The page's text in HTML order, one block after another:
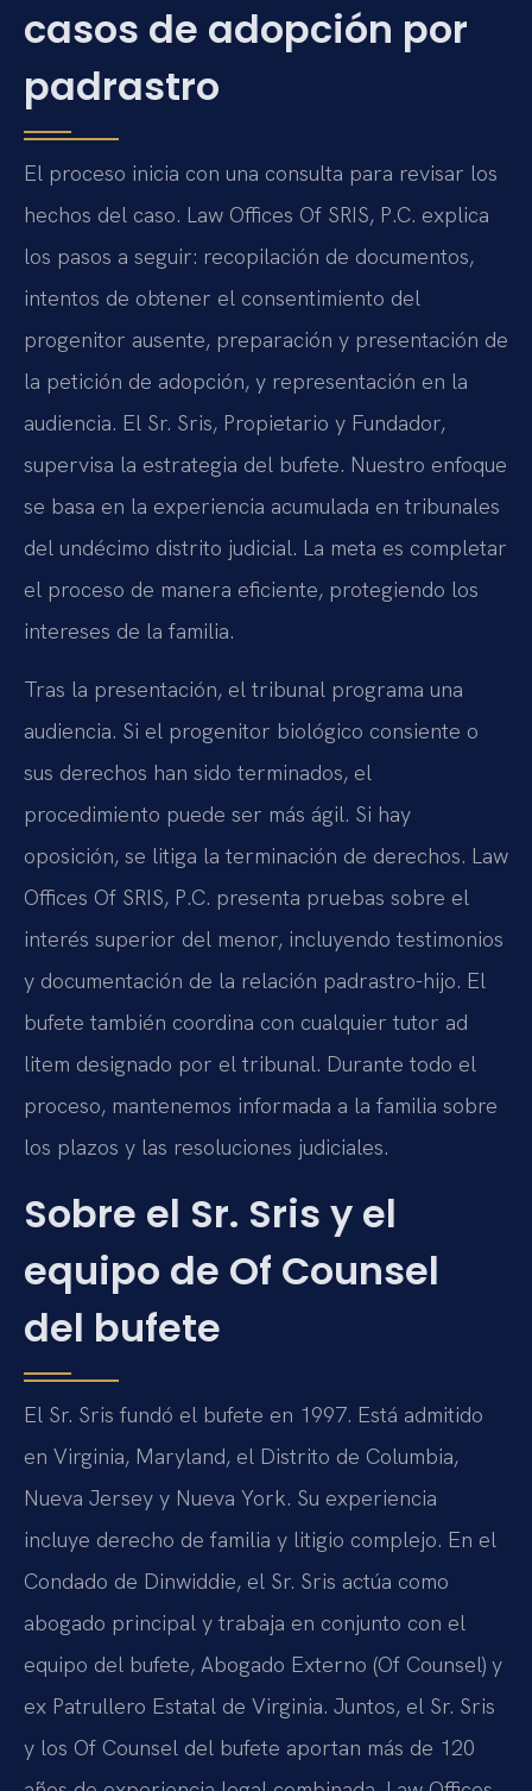
casos de adopción por
padrastro
El proceso inicia con una consulta para revisar los
hechos del caso. Law Offices Of SRIS, P.C. explica
los pasos a seguir: recopilación de documentos,
intentos de obtener el consentimiento del
progenitor ausente, preparación y presentación de
la petición de adopción, y representación en la
audiencia. El Sr. Sris, Propietario y Fundador,
supervisa la estrategia del bufete. Nuestro enfoque
se basa en la experiencia acumulada en tribunales
del undécimo distrito judicial. La meta es completar
el proceso de manera eficiente, protegiendo los
intereses de la familia.
Tras la presentación, el tribunal programa una
audiencia. Si el progenitor biológico consiente o
sus derechos han sido terminados, el
procedimiento puede ser más ágil. Si hay
oposición, se litiga la terminación de derechos. Law
Offices Of SRIS, P.C. presenta pruebas sobre el
interés superior del menor, incluyendo testimonios
y documentación de la relación padrastro-hijo. El
bufete también coordina con cualquier tutor ad
litem designado por el tribunal. Durante todo el
proceso, mantenemos informada a la familia sobre
los plazos y las resoluciones judiciales.
Sobre el Sr. Sris y el
equipo de Of Counsel
del bufete
El Sr. Sris fundó el bufete en 1997. Está admitido
en Virginia, Maryland, el Distrito de Columbia,
Nueva Jersey y Nueva York. Su experiencia
incluye derecho de familia y litigio complejo. En el
Condado de Dinwiddie, el Sr. Sris actúa como
abogado principal y trabaja en conjunto con el
equipo del bufete, Abogado Externo (Of Counsel) y
ex Patrullero Estatal de Virginia. Juntos, el Sr. Sris
y los Of Counsel del bufete aportan más de 120